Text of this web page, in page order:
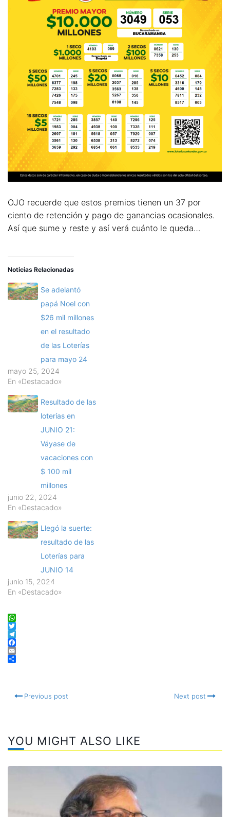
OJO recuerde que estos premios tienen un 37 por
ciento de retención y pago de ganancias ocasionales.
Así que sume y reste y así verá cuánto le queda…
Noticias Relacionadas
Se adelantó
papá Noel con
$26 mil millones
en el resultado
de las Loterías
para mayo 24
mayo 25, 2024
En «Destacado»
Resultado de las
loterías en
JUNIO 21:
Váyase de
vacaciones con
$ 100 mil
millones
junio 22, 2024
En «Destacado»
Llegó la suerte:
resultado de las
Loterías para
JUNIO 14
junio 15, 2024
En «Destacado»
WhatsApp
Twitter
Telegram
Facebook
Email
Previous post Next post
YOU MIGHT ALSO LIKE